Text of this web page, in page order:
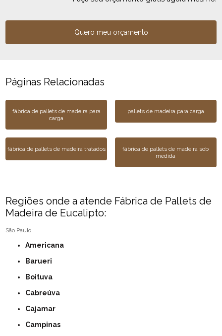
Quero meu orçamento
Páginas Relacionadas
fábrica de pallets de madeira para
carga
pallets de madeira para carga
fábrica de pallets de madeira tratados
fábrica de pallets de madeira sob
medida
Regiões onde a atende Fábrica de Pallets de
Madeira de Eucalipto:
São Paulo
Americana
Barueri
Boituva
Cabreúva
Cajamar
Campinas